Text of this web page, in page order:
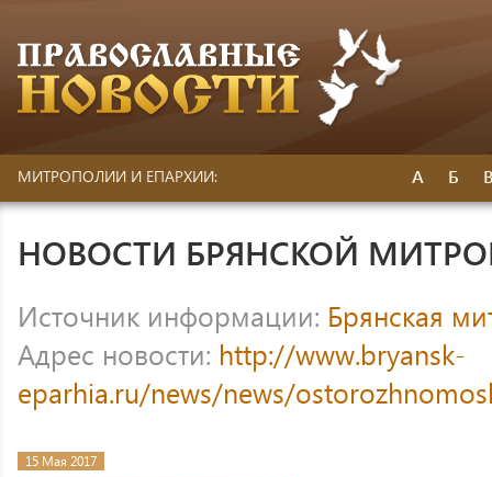
МИТРОПОЛИИ И ЕПАРХИИ: А Б
НОВОСТИ БРЯНСКОЙ
Источник информации: Брянская
Адрес новости: http://www.bryansk-
eparhia.ru/news/news/
15 Мая 2017